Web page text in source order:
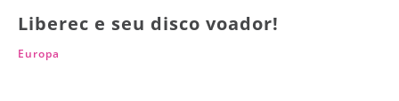
Liberec e seu disco voador!
Europa